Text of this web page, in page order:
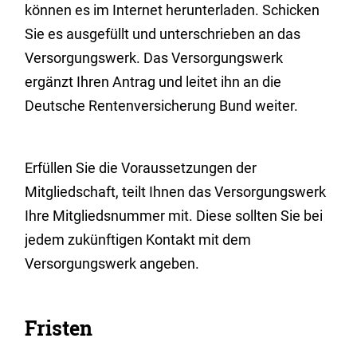
können es im Internet herunterladen. Schicken
Sie es ausgefüllt und unterschrieben an das
Versorgungswerk. Das Versorgungswerk
ergänzt Ihren Antrag und leitet ihn an die
Deutsche Rentenversicherung Bund weiter.
Erfüllen Sie die Voraussetzungen der
Mitgliedschaft, teilt Ihnen das Versorgungswerk
Ihre Mitgliedsnummer mit. Diese sollten Sie bei
jedem zukünftigen Kontakt mit dem
Versorgungswerk angeben.
Fristen